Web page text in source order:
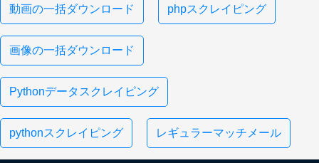
動画の一括ダウンロード phpスクレイピング
画像の一括ダウンロード
Pythonデータスクレイピング
pythonスクレイピング レギュラーマッチメール